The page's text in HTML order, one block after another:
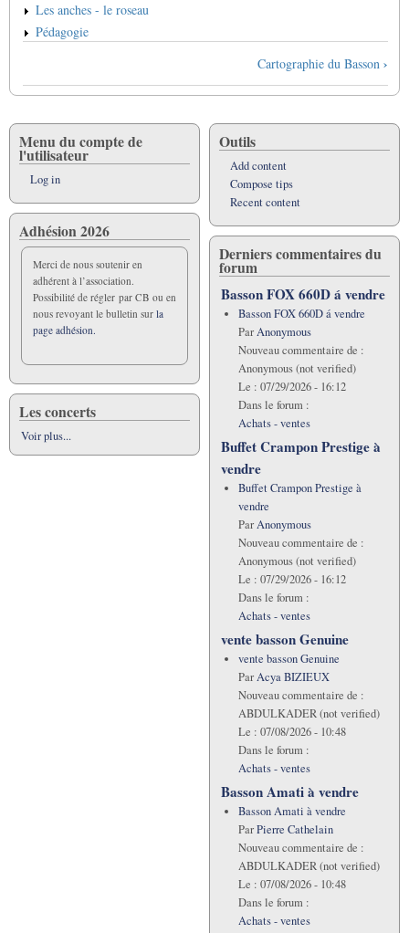
Les anches - le roseau
Pédagogie
traversal
links
for
Infos
-
Ressources
Cartographie du Basson ›
Menu du compte de
l'utilisateur
Log in
Adhésion 2026
Merci de nous soutenir en
adhérent à l’association.
Possibilité de régler par CB ou en
nous revoyant le bulletin sur la
page adhésion.
Les concerts
Voir plus...
Outils
Add content
Compose tips
Recent content
Derniers commentaires du
forum
Basson FOX 660D á vendre
Basson FOX 660D á vendre
ParAnonymous
Nouveau commentaire de :
Anonymous (not verified)
Le : 07/29/2026 - 16:12
Dans le forum :
Achats - ventes
Buffet Crampon Prestige à
vendre
Buffet Crampon Prestige à
vendre
ParAnonymous
Nouveau commentaire de :
Anonymous (not verified)
Le : 07/29/2026 - 16:12
Dans le forum :
Achats - ventes
vente basson Genuine
vente basson Genuine
ParAcya BIZIEUX
Nouveau commentaire de :
ABDULKADER (not verified)
Le : 07/08/2026 - 10:48
Dans le forum :
Achats - ventes
Basson Amati à vendre
Basson Amati à vendre
ParPierre Cathelain
Nouveau commentaire de :
ABDULKADER (not verified)
Le : 07/08/2026 - 10:48
Dans le forum :
Achats - ventes